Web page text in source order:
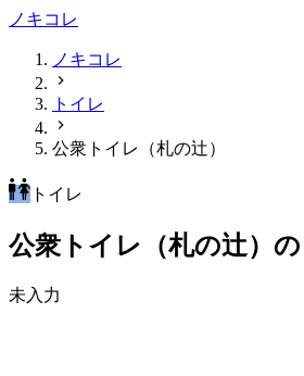
ノキコレ
ノキコレ
トイレ
公衆トイレ（札の辻）
トイレ
公衆トイレ（札の辻）
未入力